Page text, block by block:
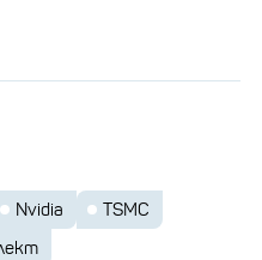
Nvidia
TSMC